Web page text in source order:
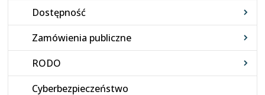
Dostępność
Zamówienia publiczne
RODO
Cyberbezpieczeństwo